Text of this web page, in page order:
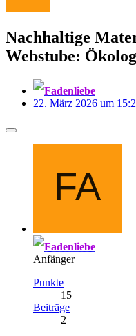
Nachhaltige
Webstube:
Fadenliebe
22. März 2026 um
Fadenliebe
Anfänger
Punkte
15
Beiträge
2